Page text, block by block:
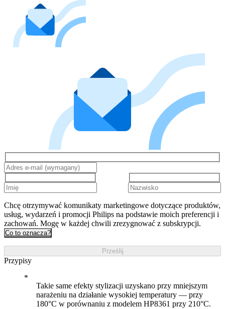
Chcę otrzymywać komunikaty marketingowe dotyczące produktów,
usług, wydarzeń i promocji Philips na podstawie moich preferencji i
zachowań. Mogę w każdej chwili zrezygnować z subskrypcji.
Co to oznacza?
Prześlij
Przypisy
Takie same efekty stylizacji uzyskano przy mniejszym
narażeniu na działanie wysokiej temperatury — przy
180°C w porównaniu z modelem HP8361 przy 210°C.